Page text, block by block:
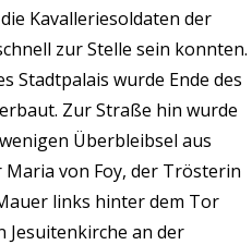
Kavalleriesoldaten der
zur Stelle sein konnten.
Stadtpalais wurde Ende des
Zur Straße hin wurde
Überbleibsel aus
Maria von Foy, der Trösterin
links hinter dem Tor
Jesuitenkirche an der